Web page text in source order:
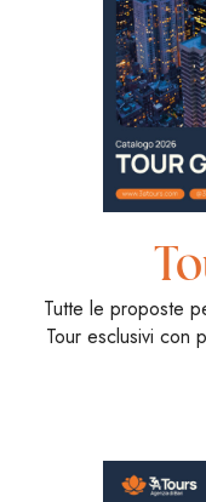
Tutte le proposte
Tour esclusivi con